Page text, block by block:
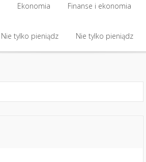
Ekonomia
Ekonomia
Finanse i ekonomia
Finanse i ekonomia
Nie tylko pieniądz Nie tylko pieniądz